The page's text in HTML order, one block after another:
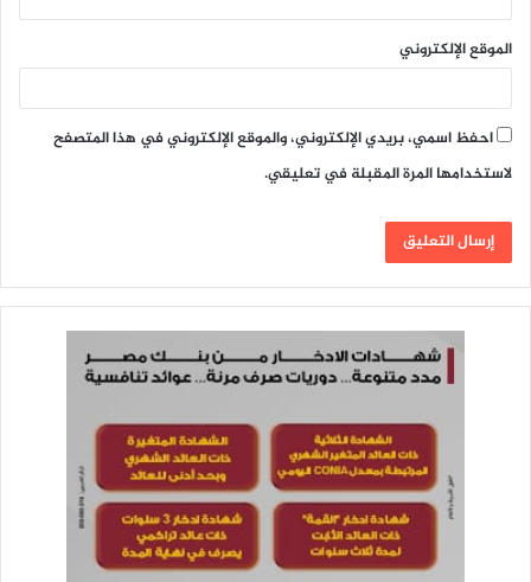
الموقع الإلكتروني
احفظ اسمي، بريدي الإلكتروني، والموقع الإلكتروني في هذا المتصفح
لاستخدامها المرة المقبلة في تعليقي.